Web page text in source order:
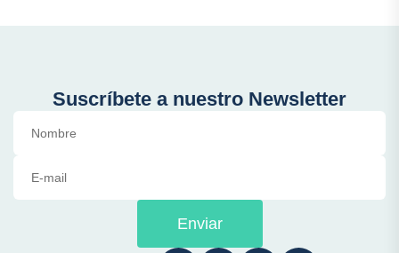
Suscríbete a nuestro Newsletter
Enviar